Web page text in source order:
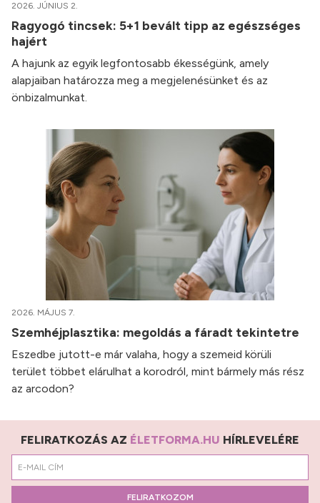
2026. JÚNIUS 2.
Ragyogó tincsek: 5+1 bevált tipp az egészséges
hajért
A hajunk az egyik legfontosabb ékességünk, amely
alapjaiban határozza meg a megjelenésünket és az
önbizalmunkat.
2026. MÁJUS 7.
Szemhéjplasztika: megoldás a fáradt tekintetre
Eszedbe jutott-e már valaha, hogy a szemeid körüli
terület többet elárulhat a korodról, mint bármely más rész
az arcodon?
FELIRATKOZÁS AZ ÉLETFORMA.HU HÍRLEVELÉRE
FELIRATKOZOM